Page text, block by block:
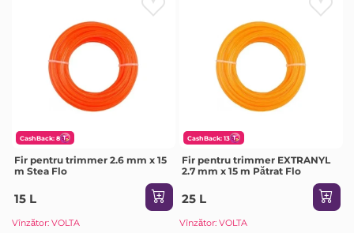
CashBack: 8
Fir pentru trimmer 2.6 mm x 15
m Stea Flo
15 L
Vînzător: VOLTA
CashBack: 13
Fir pentru trimmer EXTRANYL
2.7 mm x 15 m Pătrat Flo
25 L
Vînzător: VOLTA